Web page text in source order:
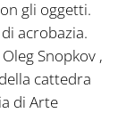
gli oggetti.
acrobazia.
Snopkov ,
cattedra
di Arte